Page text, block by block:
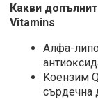
Какви
Vitamins
Aлфa-
Koeнзим
cъpдeчнa